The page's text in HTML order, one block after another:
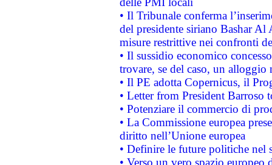
• Il Tribunale conferma
del presidente siriano Bashar Al
misure restrittive nei confronti
• Il sussidio economico
trovare, se del caso, un
• Il PE adotta Copernicus, il
• Letter from President Barroso
• Potenziare il commercio di
• La Commissione europea
diritto nell’Unione europea
• Definire le future politiche nel
• Verso un vero spazio